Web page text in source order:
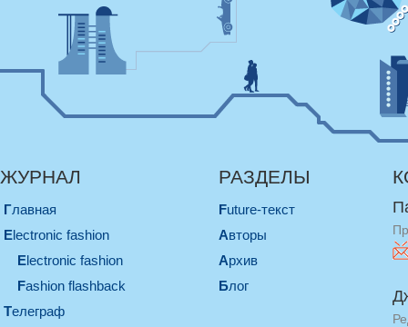
ЖУРНАЛ
Главная
electronic fashion
electronic fashion
Fashion flashback
телеграф
РАЗДЕЛЫ
Future-текст
Авторы
Архив
Блог